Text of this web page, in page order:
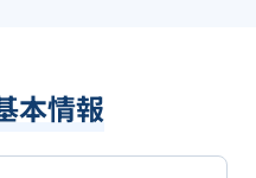
本情報